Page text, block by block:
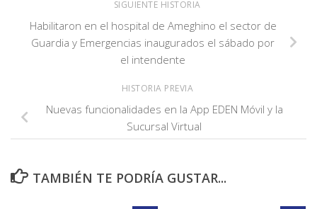
SIGUIENTE HISTORIA
Habilitaron en el hospital de Ameghino el sector de
Guardia y Emergencias inaugurados el sábado por
el intendente
HISTORIA PREVIA
Nuevas funcionalidades en la App EDEN Móvil y la
Sucursal Virtual
TAMBIÉN TE PODRÍA GUSTAR...